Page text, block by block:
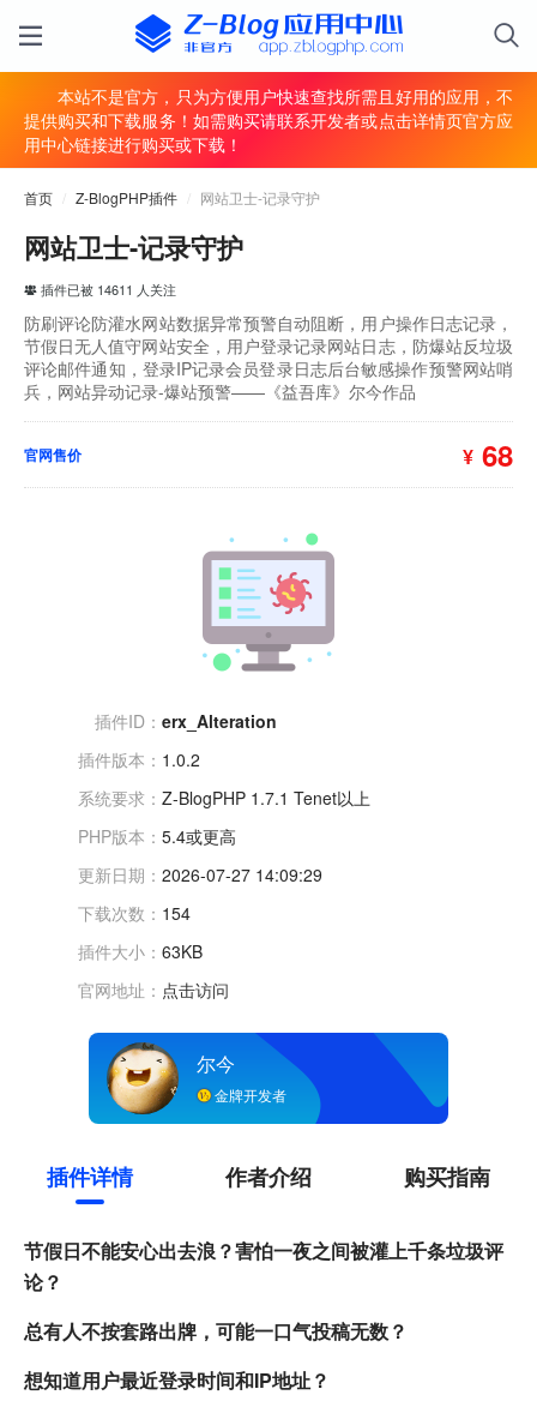
本站不是官方，只为方便用户快速查找所需且好用的应用，不
提供购买和下载服务！如需购买请联系开发者或点击详情页官方应
用中心链接进行购买或下载！
首页 Z-BlogPHP插件 网站卫士-记录守护
网站卫士-记录守护
插件已被 14611 人关注
防刷评论防灌水网站数据异常预警自动阻断，用户操作日志记录，
节假日无人值守网站安全，用户登录记录网站日志，防爆站反垃圾
评论邮件通知，登录IP记录会员登录日志后台敏感操作预警网站哨
兵，网站异动记录-爆站预警——《益吾库》尔今作品
¥ 68
官网售价
插件ID： erx_Alteration
插件版本： 1.0.2
系统要求： Z-BlogPHP 1.7.1 Tenet以上
PHP版本： 5.4或更高
更新日期： 2026-07-27 14:09:29
下载次数： 154
插件大小： 63KB
官网地址： 点击访问
尔今
金牌开发者
插件详情 作者介绍 购买指南
节假日不能安心出去浪？害怕一夜之间被灌上千条垃圾评
论？
总有人不按套路出牌，可能一口气投稿无数？
想知道用户最近登录时间和IP地址？